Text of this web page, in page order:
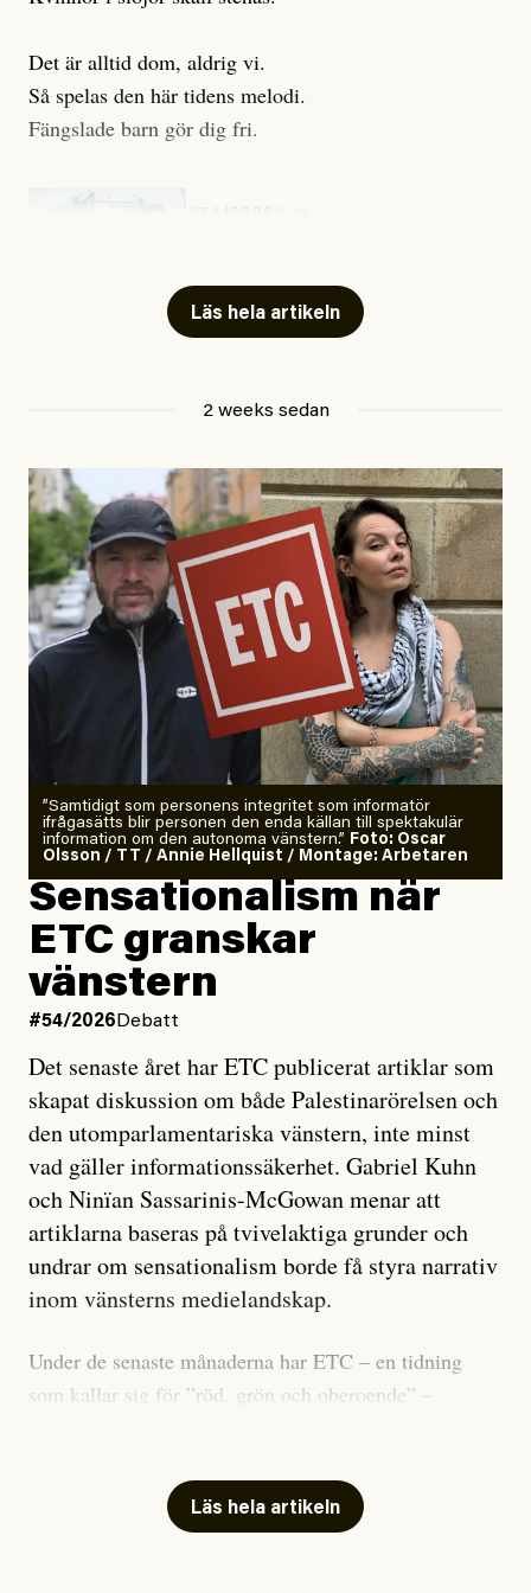
Det är alltid dom, aldrig vi.
Så spelas den här tidens melodi.
Fängslade barn gör dig fri.
Läs hela artikeln
2 weeks sedan
”Samtidigt som personens integritet som informatör
ifrågasätts blir personen den enda källan till spektakulär
information om den autonoma vänstern.” Foto: Oscar
Olsson / TT / Annie Hellquist / Montage: Arbetaren
Sensationalism när
ETC granskar
vänstern
#54/2026 Debatt
Det senaste året har ETC publicerat artiklar som
skapat diskussion om både Palestinarörelsen och
den utomparlamentariska vänstern, inte minst
vad gäller informationssäkerhet. Gabriel Kuhn
och Ninïan Sassarinis-McGowan menar att
artiklarna baseras på tvivelaktiga grunder och
undrar om sensationalism borde få styra narrativ
inom vänsterns medielandskap.
Under de senaste månaderna har ETC – en tidning
som kallar sig för ”röd, grön och oberoende” –
skriver för? Vad betyder det att vara en ”röd, grön och
oberoende” tidning? Och vad är egentligen bra
Läs hela artikeln